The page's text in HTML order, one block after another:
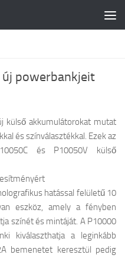
új powerbankjeit
külső akkumulátorokat mutat
és színválasztékkal. Ezek az
és P10050V külső
hatással felületű 10
eszköz, amely a fényben
színét és mintáját. A P10000
kiválaszthatja a leginkább
bemenetet keresztül pedig